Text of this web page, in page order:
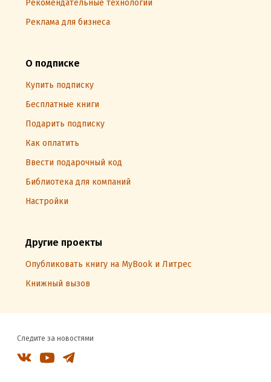
Рекомендательные технологии
Реклама для бизнеса
О подписке
Купить подписку
Бесплатные книги
Подарить подписку
Как оплатить
Ввести подарочный код
Библиотека для компаний
Настройки
Другие проекты
Опубликовать книгу на MyBook и Литрес
Книжный вызов
Следите за новостями